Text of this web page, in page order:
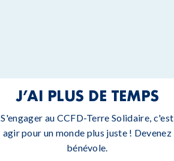
J’AI PLUS DE TEMPS
S'engager au CCFD-Terre Solidaire, c'est
agir pour un monde plus juste ! Devenez
bénévole.